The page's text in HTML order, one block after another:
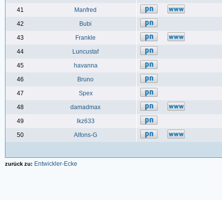
41
Manfred
42
Bubi
43
Frankle
44
Luncustaf
45
havanna
46
Bruno
47
Spex
48
damadmax
49
lkz633
50
Alfons-G
zurück zu: Entwickler-Ecke